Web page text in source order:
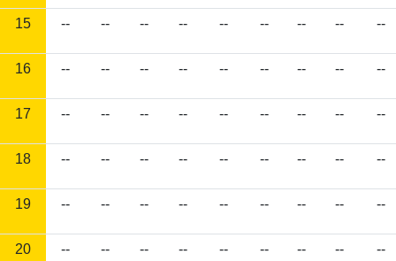
15 -- -- -- -- -- -- -- -- --
16 -- -- -- -- -- -- -- -- --
17 -- -- -- -- -- -- -- -- --
18 -- -- -- -- -- -- -- -- --
19 -- -- -- -- -- -- -- -- --
20 -- -- -- -- -- -- -- -- --